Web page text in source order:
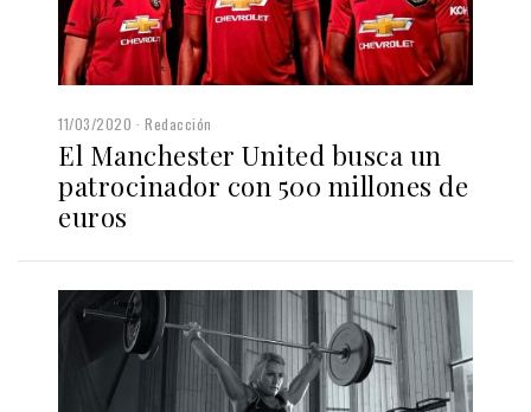
11/03/2020 Redacción
El Manchester United busca un
patrocinador con 500 millones de
euros